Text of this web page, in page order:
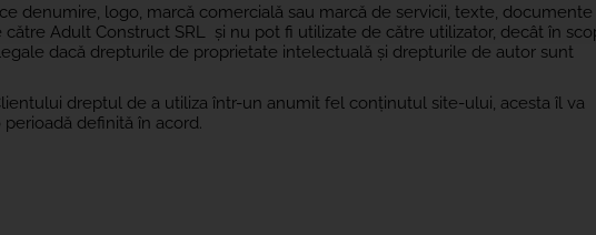
denumire, logo, marcă comercială sau marcă de servicii, texte, documente
Adult Construct SRL și nu pot fi utilizate de către utilizator, decât în
dacă drepturile de proprietate intelectuală și drepturile de autor sunt
dreptul de a utiliza într-un anumit fel conținutul site-ului, acesta îl va
definită în acord.